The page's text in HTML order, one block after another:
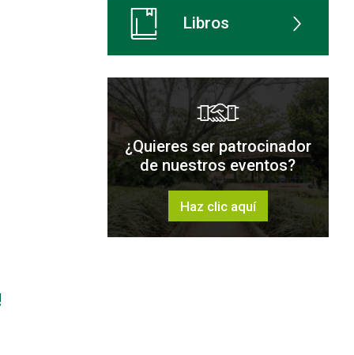
Libros
¿Quieres ser patrocinador
de nuestros eventos?
Haz clic aquí